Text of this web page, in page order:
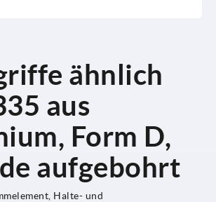
ähnlich
aus
Form D,
aufgebohrt
Halte- und